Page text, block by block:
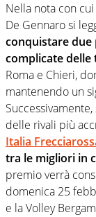
Nella nota con
De Gennaro si
conquistare due
complicate delle
Roma e Chieri,
mantenendo un
delle rivali più
Italia
tra le migliori in
premio verrà
domenica 25
e la Volley